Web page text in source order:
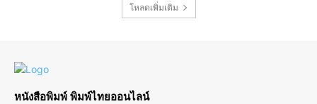
โหลดเพิ่มเติม
หนังสือพิมพ์ พิมพ์ไทยออนไลน์